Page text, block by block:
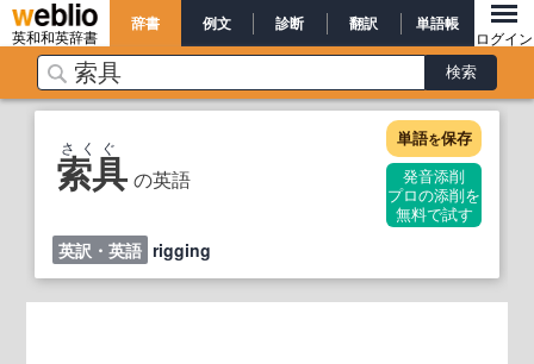
英和和英辞書
辞書 例文 診断 翻訳 単語帳
ログイン
索具 の英語
さくぐ 単語を保存
発音添削
プロの添削を
無料で試す
英訳・英語 rigging